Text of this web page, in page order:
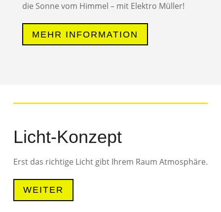
die Sonne vom Himmel – mit Elektro Müller!
MEHR INFORMATION
Licht-Konzept
Erst das richtige Licht gibt Ihrem Raum Atmosphäre.
WEITER